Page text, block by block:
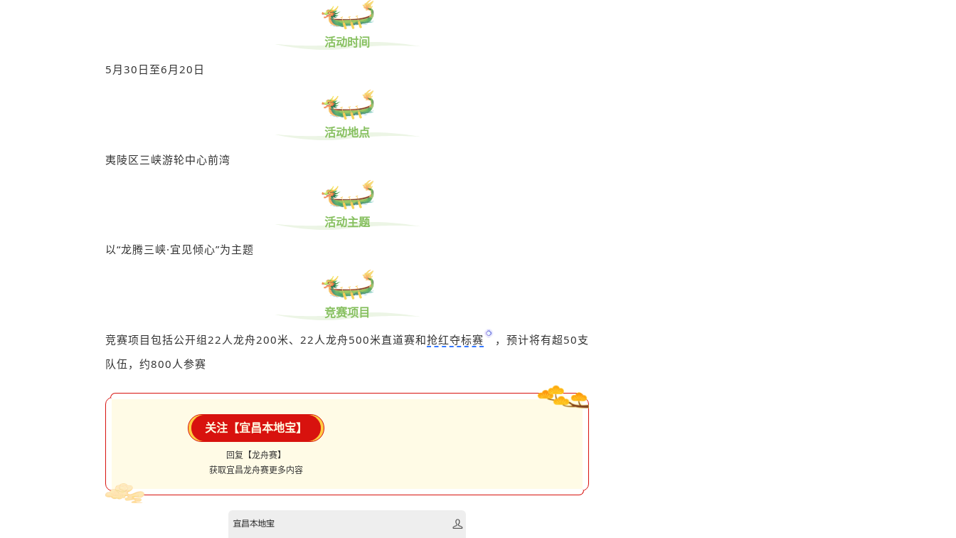
活动时间
5月30日至6月20日
活动地点
夷陵区三峡游轮中心前湾
活动主题
以“龙腾三峡·宜见倾心”为主题
竞赛项目
竞赛项目包括公开组 22人龙舟200米、22人龙舟500米直道赛和抢红夺标赛
，预计将有超50支
队伍，约800人参赛
关注【宜昌本地宝】
回复【龙舟赛】
获取宜昌龙舟赛更多内容